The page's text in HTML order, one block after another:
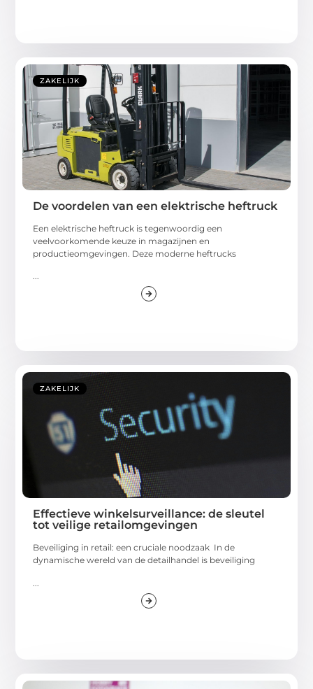
ZAKELIJK
De voordelen van een elektrische heftruck
Een elektrische heftruck is tegenwoordig een
veelvoorkomende keuze in magazijnen en
productieomgevingen. Deze moderne heftrucks
...
ZAKELIJK
Effectieve winkelsurveillance: de sleutel
tot veilige retailomgevingen
Beveiliging in retail: een cruciale noodzaak In de
dynamische wereld van de detailhandel is beveiliging